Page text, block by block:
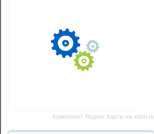
Компонент Яндекс Карты на xdan.ru